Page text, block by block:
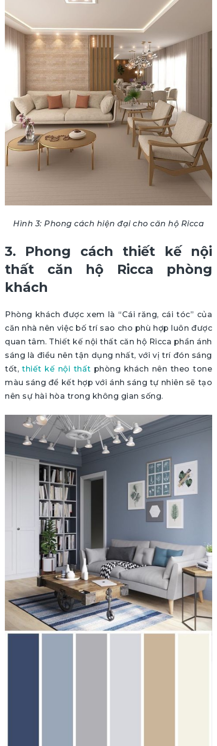
Hình 3: Phong cách hiện đại cho căn hộ Ricca
3. Phong cách thiết kế nội
thất căn hộ Ricca phòng
khách
Phòng khách được xem là “Cái răng, cái tóc” của
căn nhà nên việc bố trí sao cho phù hợp luôn được
quan tâm. Thiết kế nội thất căn hộ Ricca phần ánh
sáng là điều nên tận dụng nhất, với vị trí đón sáng
tốt,thiết kế nội thất phòng khách nên theo tone
màu sáng để kết hợp với ánh sáng tự nhiên sẽ tạo
nên sự hài hòa trong không gian sống.